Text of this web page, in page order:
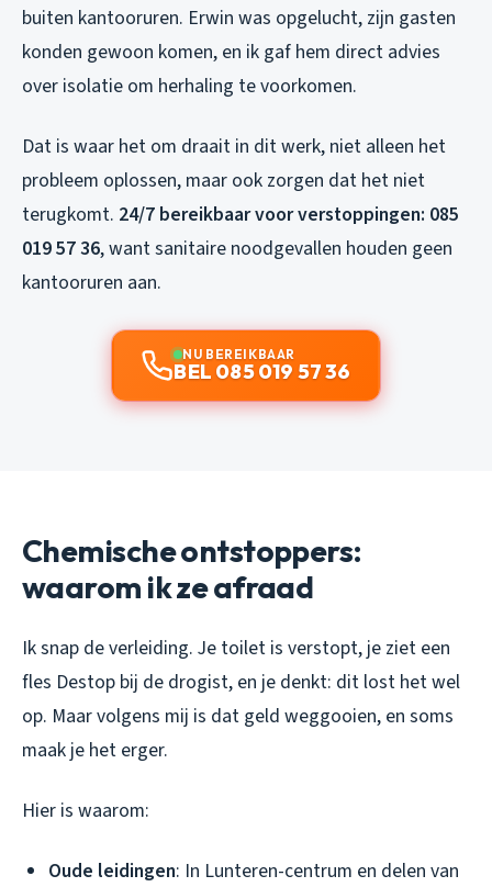
buiten kantooruren. Erwin was opgelucht, zijn gasten
konden gewoon komen, en ik gaf hem direct advies
over isolatie om herhaling te voorkomen.
Dat is waar het om draait in dit werk, niet alleen het
probleem oplossen, maar ook zorgen dat het niet
terugkomt. 24/7 bereikbaar voor verstoppingen: 085
019 57 36, want sanitaire noodgevallen houden geen
kantooruren aan.
NU BEREIKBAAR
BEL 085 019 57 36
Chemische ontstoppers:
waarom ik ze afraad
Ik snap de verleiding. Je toilet is verstopt, je ziet een
fles Destop bij de drogist, en je denkt: dit lost het wel
op. Maar volgens mij is dat geld weggooien, en soms
maak je het erger.
Hier is waarom:
Oude leidingen: In Lunteren-centrum en delen van